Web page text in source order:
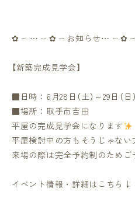
✿ ┈ ‪⋯ ┈ ‪✿ ┈ お知らせ‪⋯ ┈ ‪✿
【新築完成見学会】
■日時：6月28日（土）～29日（日）
■場所：取手市吉田
平屋の完成見学会になります
平屋検討中の方もそうじゃない
来場の際は完全予約制のため
イベント情報・詳細はこちら